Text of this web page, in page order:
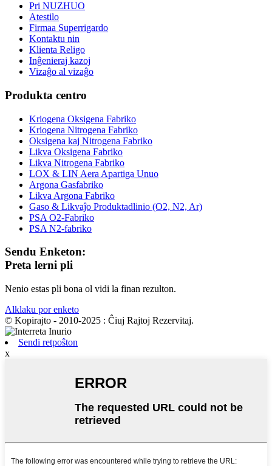
Pri NUZHUO
Atestilo
Firmaa Superrigardo
Kontaktu nin
Klienta Religo
Inĝenieraj kazoj
Vizaĝo al vizaĝo
Produkta centro
Kriogena Oksigena Fabriko
Kriogena Nitrogena Fabriko
Oksigena kaj Nitrogena Fabriko
Likva Oksigena Fabriko
Likva Nitrogena Fabriko
LOX & LIN Aera Apartiga Unuo
Argona Gasfabriko
Likva Argona Fabriko
Gaso & Likvaĵo Produktadlinio (O2, N2, Ar)
PSA O2-Fabriko
PSA N2-fabriko
Sendu Enketon:
Preta lerni pli
Nenio estas pli bona ol vidi la finan rezulton.
Alklaku por enketo
© Kopirajto - 2010-2025 : Ĉiuj Rajtoj Rezervitaj.
Sendi retpoŝton
x